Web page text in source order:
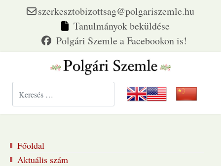
szerkesztobizottsag@polgariszemle.hu
Tanulmányok beküldése
Főoldal
Aktuális szám